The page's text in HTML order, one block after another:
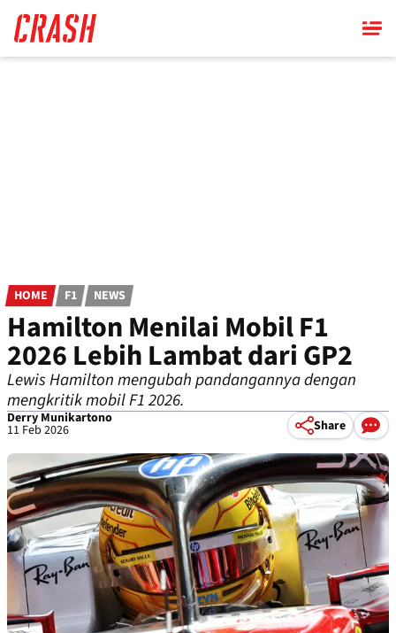
main
content
HOME F1 NEWS
Hamilton Menilai Mobil F1
2026 Lebih Lambat dari GP2
Lewis Hamilton mengubah pandangannya dengan
mengkritik mobil F1 2026.
Derry Munikartono
11 Feb 2026 Share